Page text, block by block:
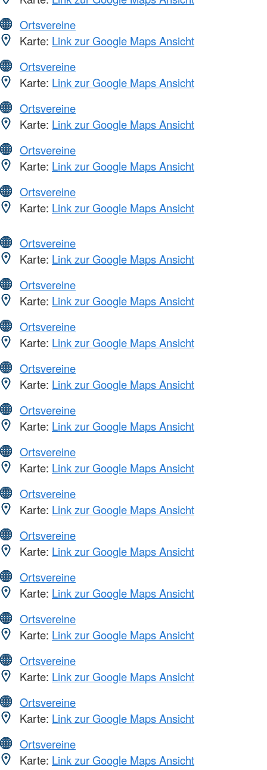
Ortsvereine
Karte: Link zur Google Maps Ansicht
Ortsvereine
Karte: Link zur Google Maps Ansicht
Ortsvereine
Karte: Link zur Google Maps Ansicht
Ortsvereine
Karte: Link zur Google Maps Ansicht
Ortsvereine
Karte: Link zur Google Maps Ansicht
Ortsvereine
Karte: Link zur Google Maps Ansicht
Ortsvereine
Karte: Link zur Google Maps Ansicht
Ortsvereine
Karte: Link zur Google Maps Ansicht
Ortsvereine
Karte: Link zur Google Maps Ansicht
Ortsvereine
Karte: Link zur Google Maps Ansicht
Ortsvereine
Karte: Link zur Google Maps Ansicht
Ortsvereine
Karte: Link zur Google Maps Ansicht
Ortsvereine
Karte: Link zur Google Maps Ansicht
Ortsvereine
Karte: Link zur Google Maps Ansicht
Ortsvereine
Karte: Link zur Google Maps Ansicht
Ortsvereine
Karte: Link zur Google Maps Ansicht
Ortsvereine
Karte: Link zur Google Maps Ansicht
Ortsvereine
Karte: Link zur Google Maps Ansicht